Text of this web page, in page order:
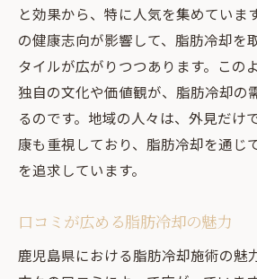
脂肪冷却による健康増進効
体質改善に寄与する施術
施術がもたらす心理的効果
脂肪冷却による代謝アッ
地域特有の健康意識の向上
脂肪冷却が健康に与える影
と効果から、特に人気を集めていま
の健康志向が影響して、脂肪冷却を
タイルが広がりつつあります。この
独自の文化や価値観が、脂肪冷却の
るのです。地域の人々は、外見だけ
康も重視しており、脂肪冷却を通じ
を追求しています。
口コミが広める脂肪冷却の魅力
鹿児島県における脂肪冷却施術の魅